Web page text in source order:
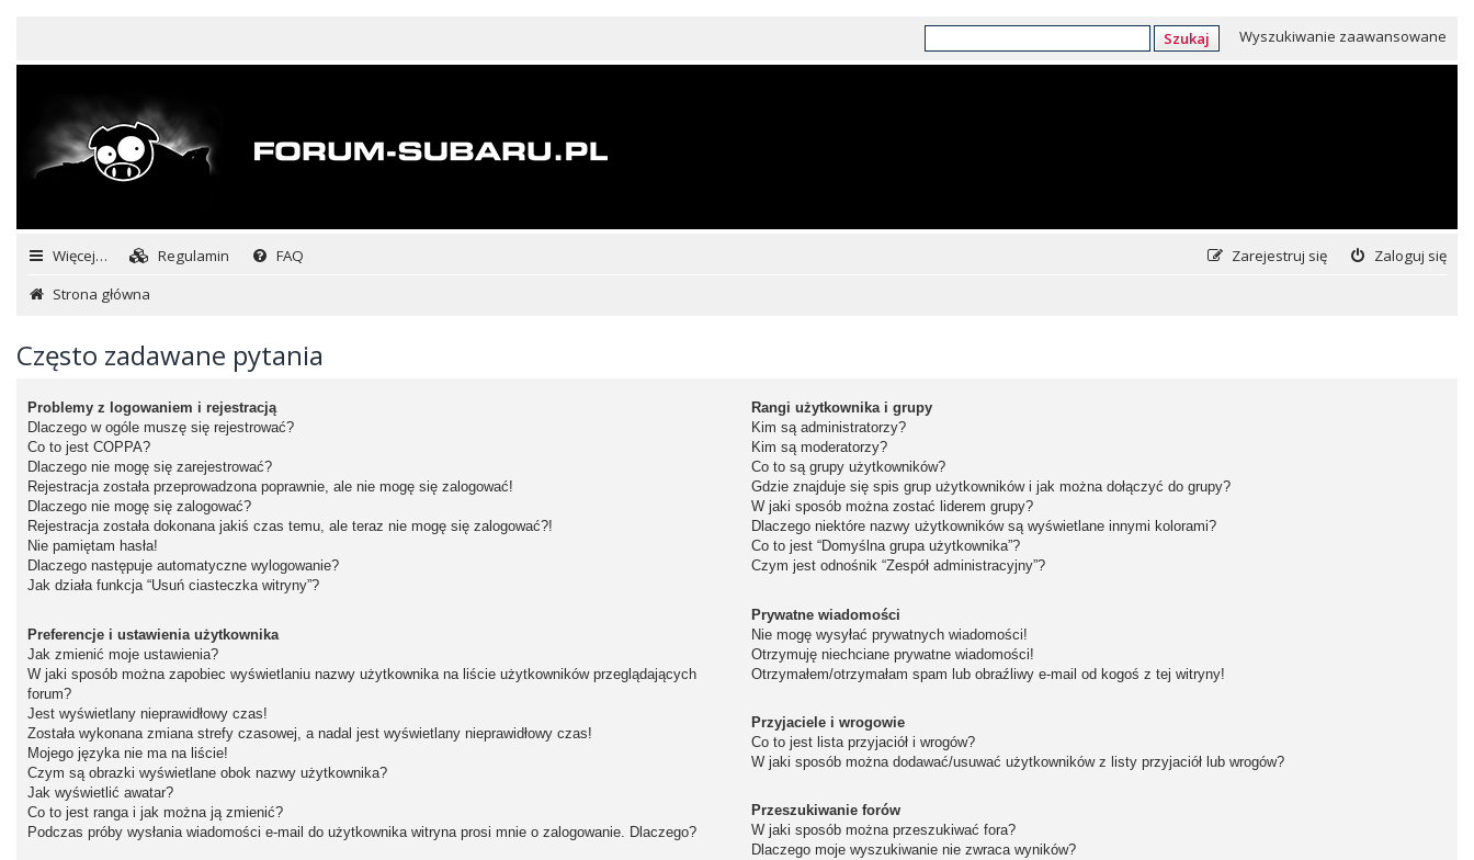
Szukaj Wyszukiwanie zaawansowane
Więcej… Regulamin FAQ Zaloguj się
Zarejestruj się
Strona główna
Często zadawane pytania
Problemy z logowaniem i rejestracją
Dlaczego w ogóle muszę się rejestrować?
Co to jest COPPA?
Dlaczego nie mogę się zarejestrować?
Rejestracja została przeprowadzona poprawnie, ale nie mogę się zalogować!
Dlaczego nie mogę się zalogować?
Rejestracja została dokonana jakiś czas temu, ale teraz nie mogę się zalogować?!
Nie pamiętam hasła!
Dlaczego następuje automatyczne wylogowanie?
Jak działa funkcja “Usuń ciasteczka witryny”?
Preferencje i ustawienia użytkownika
Jak zmienić moje ustawienia?
W jaki sposób można zapobiec wyświetlaniu nazwy użytkownika na liście użytkowników przeglądających
forum?
Jest wyświetlany nieprawidłowy czas!
Została wykonana zmiana strefy czasowej, a nadal jest wyświetlany nieprawidłowy czas!
Mojego języka nie ma na liście!
Czym są obrazki wyświetlane obok nazwy użytkownika?
Jak wyświetlić awatar?
Co to jest ranga i jak można ją zmienić?
Podczas próby wysłania wiadomości e-mail do użytkownika witryna prosi mnie o zalogowanie. Dlaczego?
Rangi użytkownika i grupy
Kim są administratorzy?
Kim są moderatorzy?
Co to są grupy użytkowników?
Gdzie znajduje się spis grup użytkowników i jak można dołączyć do grupy?
W jaki sposób można zostać liderem grupy?
Dlaczego niektóre nazwy użytkowników są wyświetlane innymi kolorami?
Co to jest “Domyślna grupa użytkownika”?
Czym jest odnośnik “Zespół administracyjny”?
Prywatne wiadomości
Nie mogę wysyłać prywatnych wiadomości!
Otrzymuję niechciane prywatne wiadomości!
Otrzymałem/otrzymałam spam lub obraźliwy e-mail od kogoś z tej witryny!
Przyjaciele i wrogowie
Co to jest lista przyjaciół i wrogów?
W jaki sposób można dodawać/usuwać użytkowników z listy przyjaciół lub wrogów?
Przeszukiwanie forów
W jaki sposób można przeszukiwać fora?
Dlaczego moje wyszukiwanie nie zwraca wyników?